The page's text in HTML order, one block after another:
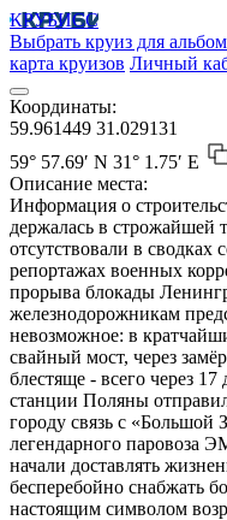
КРУБИСС
Выбрать круиз для
карта круизов Личный
Координаты:
59.961449 31.029131
59° 57.69′ N 31° 1.75′ E
Описание места:
Информация о
держалась в строжайшей
отсутствовали в
репортажах военных
прорыва блокады
железнодорожникам
невозможное: в
свайный мост, через
блестяще - всего через
станции Поляны
городу связь с
легендарного паровоза
начали доставлять
бесперебойно снабжать
настоящим символом